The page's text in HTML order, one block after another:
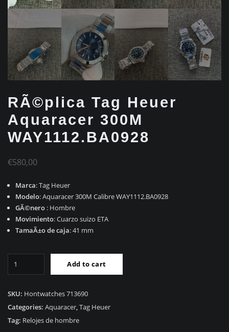
RÃ©plica Tag Heuer
Aquaracer 300M
WAY1112.BA0928
€580,00
Marca: Tag Heuer
Modelo: Aquaracer 300M Calibre WAY1112.BA0928
GÃ©nero : Hombre
Movimiento: Cuarzo suizo ETA
TamaÃ±o de caja: 41 mm
Aquaracer
300M
quantity
Add to cart
SKU: Hontwatches 713690
Categories: Aquaracer,Tag Heuer
Tag: Relojes de hombre